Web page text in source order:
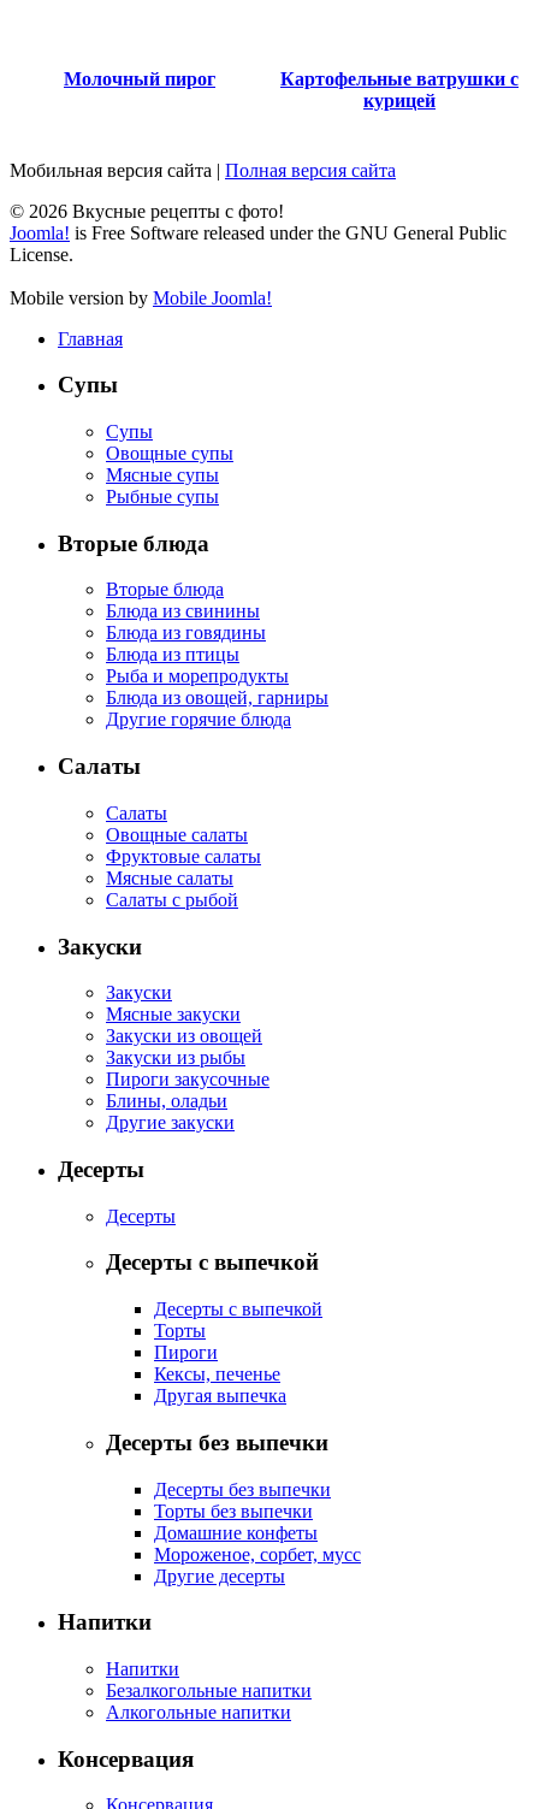
Молочный пирог
Картофельные ватрушки с
курицей
Мобильная версия сайта | Полная версия сайта
© 2026 Вкусные рецепты с фото!
Joomla! is Free Software released under the GNU General Public
License.
Mobile version by Mobile Joomla!
Главная
Супы
Супы
Овощные супы
Мясные супы
Рыбные супы
Вторые блюда
Вторые блюда
Блюда из свинины
Блюда из говядины
Блюда из птицы
Рыба и морепродукты
Блюда из овощей, гарниры
Другие горячие блюда
Салаты
Салаты
Овощные салаты
Фруктовые салаты
Мясные салаты
Салаты с рыбой
Закуски
Закуски
Мясные закуски
Закуски из овощей
Закуски из рыбы
Пироги закусочные
Блины, оладьи
Другие закуски
Десерты
Десерты
Десерты с выпечкой
Десерты с выпечкой
Торты
Пироги
Кексы, печенье
Другая выпечка
Десерты без выпечки
Десерты без выпечки
Торты без выпечки
Домашние конфеты
Мороженое, сорбет, мусс
Другие десерты
Напитки
Напитки
Безалкогольные напитки
Алкогольные напитки
Консервация